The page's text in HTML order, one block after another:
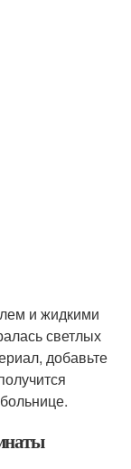
и жидкими
светлых
добавьте